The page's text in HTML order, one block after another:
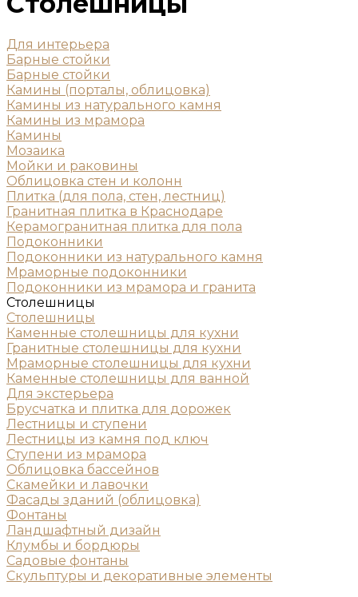
Для интерьера
Барные стойки
Барные стойки
Камины (порталы, облицовка)
Камины из натурального камня
Камины из мрамора
Камины
Мозаика
Мойки и раковины
Облицовка стен и колонн
Плитка (для пола, стен, лестниц)
Гранитная плитка в Краснодаре
Керамогранитная плитка для пола
Подоконники
Подоконники из натурального камня
Мраморные подоконники
Подоконники из мрамора и гранита
Столешницы
Столешницы
Каменные столешницы для кухни
Гранитные столешницы для кухни
Мраморные столешницы для кухни
Каменные столешницы для ванной
Для экстерьера
Брусчатка и плитка для дорожек
Лестницы и ступени
Лестницы из камня под ключ
Ступени из мрамора
Облицовка бассейнов
Скамейки и лавочки
Фасады зданий (облицовка)
Фонтаны
Ландшафтный дизайн
Клумбы и бордюры
Садовые фонтаны
Скульптуры и декоративные элементы